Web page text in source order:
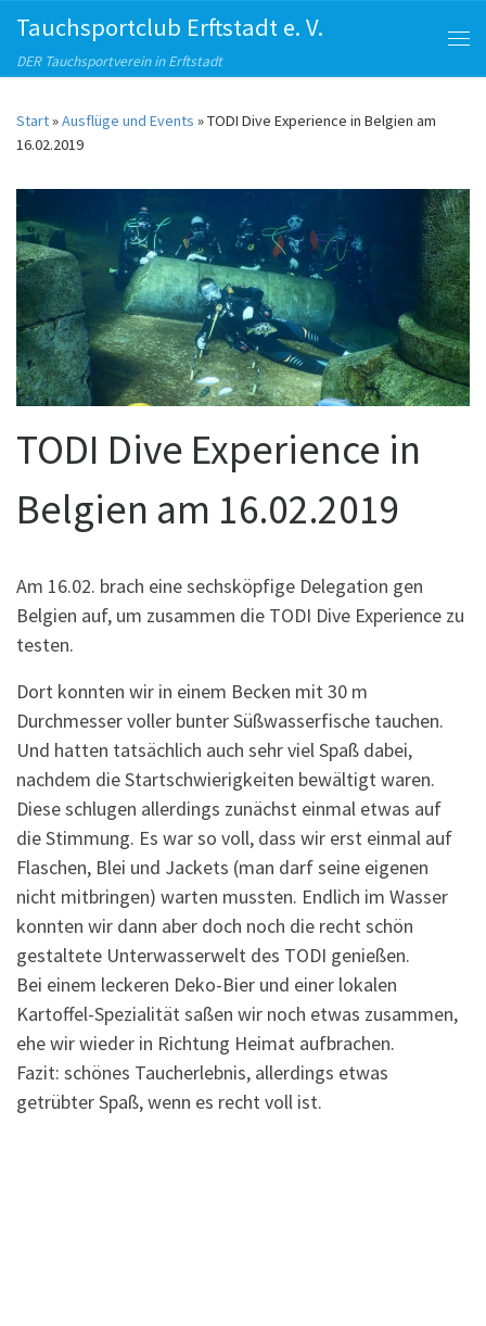
Zum Inhalt springen
Tauchsportclub Erftstadt e. V.
DER Tauchsportverein in Erftstadt
Start»Ausflüge und Events »TODI Dive Experience in Belgien am
16.02.2019
TODI Dive Experience in
Belgien am 16.02.2019
Am 16.02. brach eine sechsköpfige Delegation gen
Belgien auf, um zusammen die TODI Dive Experience zu
testen.
Dort konnten wir in einem Becken mit 30 m
Durchmesser voller bunter Süßwasserfische tauchen.
Und hatten tatsächlich auch sehr viel Spaß dabei,
nachdem die Startschwierigkeiten bewältigt waren.
Diese schlugen allerdings zunächst einmal etwas auf
die Stimmung. Es war so voll, dass wir erst einmal auf
Flaschen, Blei und Jackets (man darf seine eigenen
nicht mitbringen) warten mussten. Endlich im Wasser
konnten wir dann aber doch noch die recht schön
gestaltete Unterwasserwelt des TODI genießen.
Bei einem leckeren Deko-Bier und einer lokalen
Kartoffel-Spezialität saßen wir noch etwas zusammen,
ehe wir wieder in Richtung Heimat aufbrachen.
Fazit: schönes Taucherlebnis, allerdings etwas
getrübter Spaß, wenn es recht voll ist.